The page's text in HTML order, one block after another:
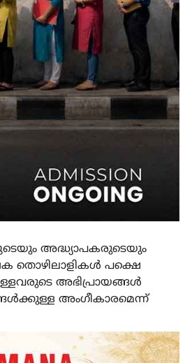
അദ്ധ്യാപകരുടെയും
തൊഴിലാളികൾ പക്ഷെ
അഭിപ്രായങ്ങൾ
അംഗീകാരമെന്ന്
LATEST
ജോസഫ്സ് കോളജ്
August 6, 2026